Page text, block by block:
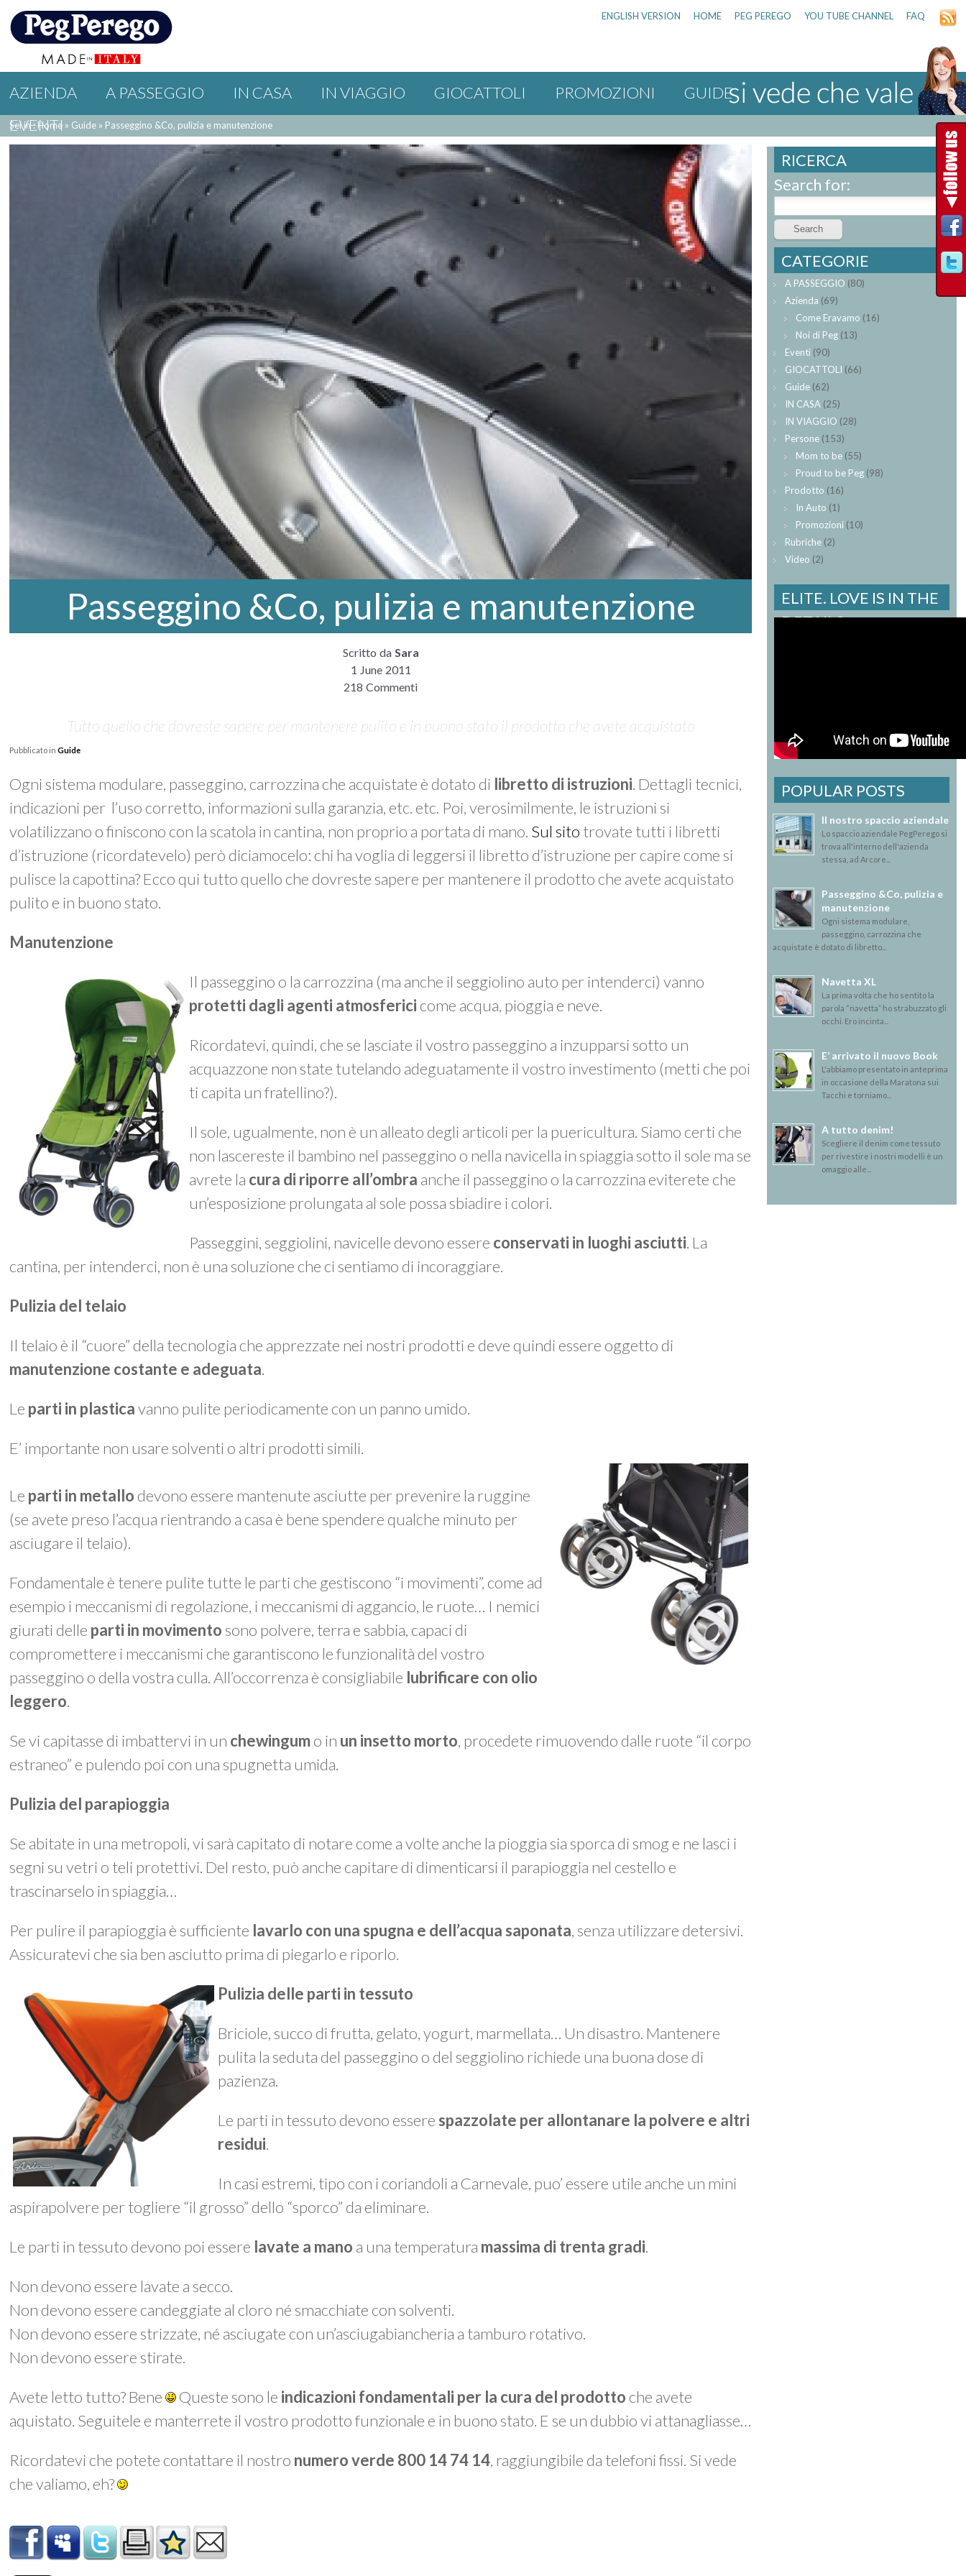
ENGLISH VERSION HOME PEG PEREGO YOU TUBE CHANNEL FAQ
AZIENDA A PASSEGGIO IN CASA IN VIAGGIO GIOCATTOLI PROMOZIONI
GUIDE
EVENTI
Sei in : Home » Guide » Passeggino &Co, pulizia e manutenzione
Passeggino &Co, pulizia e manutenzione
Scritto da Sara
1 June 2011
218 Commenti
Tutto quello che dovreste sapere per mantenere pulito e in buono stato il prodotto che avete acquistato
Pubblicato inGuide
Ogni sistema modulare, passeggino, carrozzina che acquistate è dotato di libretto di istruzioni. Dettagli tecnici,
indicazioni per l’uso corretto, informazioni sulla garanzia, etc. etc. Poi, verosimilmente, le istruzioni si
volatilizzano o finiscono con la scatola in cantina, non proprio a portata di mano. Sul sito trovate tutti i libretti
d’istruzione (ricordatevelo) però diciamocelo: chi ha voglia di leggersi il libretto d’istruzione per capire come si
pulisce la capottina? Ecco qui tutto quello che dovreste sapere per mantenere il prodotto che avete acquistato
pulito e in buono stato.
Manutenzione
Il passeggino o la carrozzina (ma anche il seggiolino auto per intenderci) vanno
protetti dagli agenti atmosferici come acqua, pioggia e neve.
Ricordatevi, quindi, che se lasciate il vostro passeggino a inzupparsi sotto un
acquazzone non state tutelando adeguatamente il vostro investimento (metti che poi
ti capita un fratellino?).
Il sole, ugualmente, non è un alleato degli articoli per la puericultura. Siamo certi che
non lascereste il bambino nel passeggino o nella navicella in spiaggia sotto il sole ma se
avrete la cura di riporre all’ombra anche il passeggino o la carrozzina eviterete che
un’esposizione prolungata al sole possa sbiadire i colori.
Passeggini, seggiolini, navicelle devono essere conservati in luoghi asciutti. La
cantina, per intenderci, non è una soluzione che ci sentiamo di incoraggiare.
Pulizia del telaio
Il telaio è il “cuore” della tecnologia che apprezzate nei nostri prodotti e deve quindi essere oggetto di
manutenzione costante e adeguata.
Le parti in plasticavanno pulite periodicamente con un panno umido.
E’ importante non usare solventi o altri prodotti simili.
Le parti in metallo devono essere mantenute asciutte per prevenire la ruggine
(se avete preso l’acqua rientrando a casa è bene spendere qualche minuto per
asciugare il telaio).
Fondamentale è tenere pulite tutte le parti che gestiscono “i movimenti”, come ad
esempio i meccanismi di regolazione, i meccanismi di aggancio, le ruote… I nemici
giurati delle parti in movimento sono polvere, terra e sabbia, capaci di
compromettere i meccanismi che garantiscono le funzionalità del vostro
passeggino o della vostra culla. All’occorrenza è consigliabile lubrificare con olio
leggero.
Se vi capitasse di imbattervi in un chewingumo in un insetto morto, procedete rimuovendo dalle ruote “il corpo
estraneo” e pulendo poi con una spugnetta umida.
Pulizia del parapioggia
Se abitate in una metropoli, vi sarà capitato di notare come a volte anche la pioggia sia sporca di smog e ne lasci i
segni su vetri o teli protettivi. Del resto, può anche capitare di dimenticarsi il parapioggia nel cestello e
trascinarselo in spiaggia…
Per pulire il parapioggia è sufficiente lavarlo con una spugna e dell’acqua saponata, senza utilizzare detersivi.
Assicuratevi che sia ben asciutto prima di piegarlo e riporlo.
Pulizia delle parti in tessuto
Briciole, succo di frutta, gelato, yogurt, marmellata… Un disastro. Mantenere
pulita la seduta del passeggino o del seggiolino richiede una buona dose di
pazienza.
Le parti in tessuto devono essere spazzolate per allontanare la polvere e altri
residui.
In casi estremi, tipo con i coriandoli a Carnevale, puo’ essere utile anche un mini
aspirapolvere per togliere “il grosso” dello “sporco” da eliminare.
Le parti in tessuto devono poi essere lavate a mano a una temperatura massima di trenta gradi.
Non devono essere lavate a secco.
Non devono essere candeggiate al cloro né smacchiate con solventi.
Non devono essere strizzate, né asciugate con un’asciugabiancheria a tamburo rotativo.
Non devono essere stirate.
Avete letto tutto? Bene Queste sono le indicazioni fondamentali per la cura del prodotto che avete
aquistato. Seguitele e manterrete il vostro prodotto funzionale e in buono stato. E se un dubbio vi attanagliasse…
Ricordatevi che potete contattare il nostro numero verde 800 14 74 14, raggiungibile da telefoni fissi. Si vede
che valiamo, eh?
RICERCA
Search for:
CATEGORIE
A PASSEGGIO (80)
Azienda (69)
Come Eravamo (16)
Noi di Peg (13)
Eventi (90)
GIOCATTOLI (66)
Guide (62)
IN CASA (25)
IN VIAGGIO (28)
Persone (153)
Mom to be (55)
Proud to be Peg (98)
Prodotto (16)
In Auto (1)
Promozioni (10)
Rubriche (2)
Video (2)
ELITE. LOVE IS IN THE
DETAILS.
POPULAR POSTS
Il nostro spaccio aziendale
Lo spaccio aziendale PegPerego si
trova all'interno dell'azienda
stessa, ad Arcore...
Passeggino &Co, pulizia e
manutenzione
Ogni sistema modulare,
passeggino, carrozzina che
acquistate è dotato di libretto...
Navetta XL
La prima volta che ho sentito la
parola “navetta” ho strabuzzato gli
occhi. Ero incinta...
E’ arrivato il nuovo Book
L'abbiamo presentato in anteprima
in occasione della Maratona sui
Tacchi e torniamo...
A tutto denim!
Scegliere il denim come tessuto
per rivestire i nostri modelli è un
omaggio alle...